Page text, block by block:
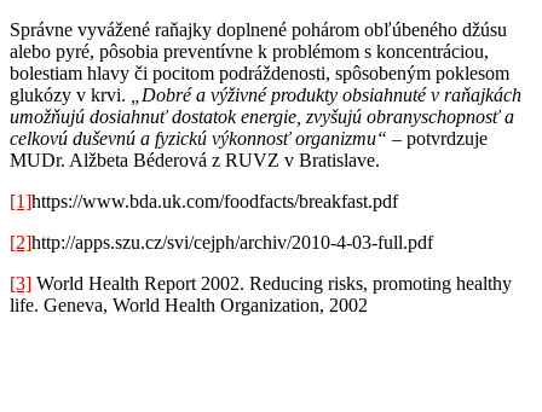
Správne vyvážené raňajky doplnené pohárom obľúbeného džúsu
alebo pyré, pôsobia preventívne k problémom s koncentráciou,
bolestiam hlavy či pocitom podráždenosti, spôsobeným poklesom
glukózy v krvi.
„Dobré a výživné produkty obsiahnuté v raňajkách
umožňujú dosiahnuť dostatok energie, zvyšujú obranyschopnosť a
celkovú duševnú a fyzickú výkonnosť organizmu“ – potvrdzuje
MUDr. Alžbeta Béderová z RUVZ v Bratislave.
[1]https://www.bda.uk.com/foodfacts/breakfast.pdf
[2]http://apps.szu.cz/svi/cejph/archiv/2010-4-03-full.pdf
[3] World Health Report 2002. Reducing risks, promoting healthy
life. Geneva, World Health Organization, 2002